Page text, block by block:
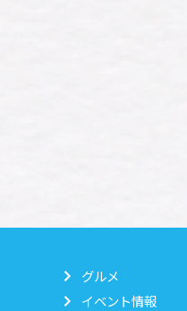
グルメ
イベント情報